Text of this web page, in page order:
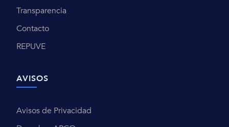
Transparencia
Contacto
REPUVE
AVISOS
Avisos de Privacidad